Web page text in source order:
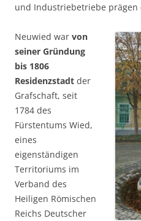
und Industriebetriebe prägen
Neuwied war von
seiner Gründung
bis 1806
Residenzstadt der
Grafschaft, seit
1784 des
Fürstentums Wied,
eines
eigenständigen
Territoriums im
Verband des
Heiligen Römischen
Reichs Deutscher